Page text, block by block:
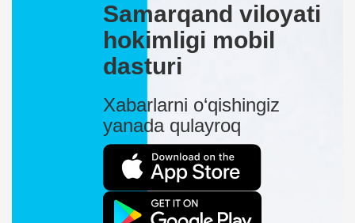
Samarqand viloyati
hokimligi mobil
dasturi
Xabarlarni o‘qishingiz
yanada qulayroq